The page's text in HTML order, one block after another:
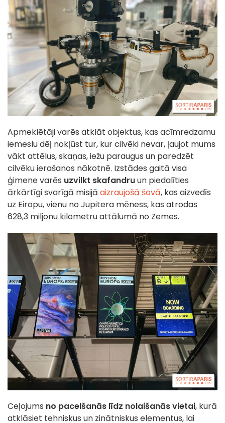
Apmeklētāji varēs atklāt objektus, kas acīmredzamu
iemeslu dēļ nokļūst tur, kur cilvēki nevar, ļaujot mums
vākt attēlus, skaņas, iežu paraugus un paredzēt
cilvēku ierašanos nākotnē. Izstādes gaitā visa
ģimene varēs uzvilkt skafandruun piedalīties
ārkārtīgi svarīgā misijā aizraujošā šovā, kas aizvedīs
uz Eiropu, vienu no Jupitera mēness, kas atrodas
628,3 miljonu kilometru attālumā no Zemes.
Ceļojums no pacelšanās līdz nolaišanās vietai, kurā
atklāsiet tehniskus un zinātniskus elementus, lai